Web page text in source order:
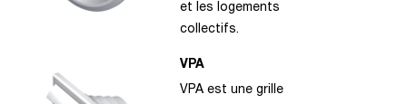
et les logements
collectifs.
VPA
VPA est une grille